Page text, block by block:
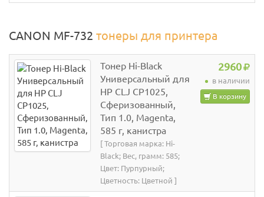
CANON MF-732 тонеры для принтера
Тонер Hi-Black
Универсальный для
HP CLJ CP1025,
Сферизованный,
Тип 1.0, Magenta,
585 г, канистра
[ Торговая марка: Hi-
Black; Вес, грамм: 585;
Цвет: Пурпурный;
Цветность: Цветной ]
2960
в наличии
В корзину